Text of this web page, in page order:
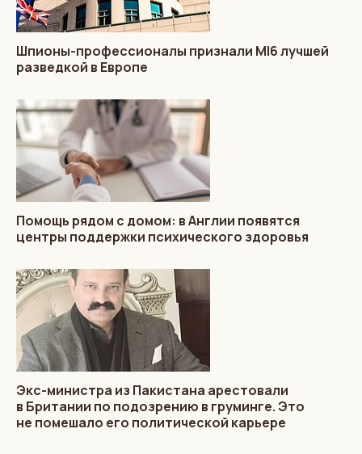
Шпионы-профессионалы признали MI6 лучшей
разведкой в Европе
Помощь рядом с домом: в Англии появятся
центры поддержки психического здоровья
Экс-министра из Пакистана арестовали
в Британии по подозрению в груминге. Это
не помешало его политической карьере